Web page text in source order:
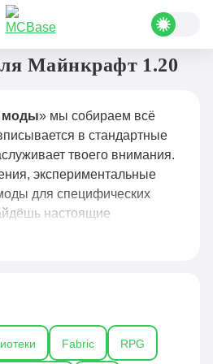
Прочие
Майнкрафт 1.20
моды» мы собираем всё
в стандартные
твоего внимания.
экспериментальные
для специфических
настоящие
на любой нестандартный
прогрессию,
измерения или полностью
Fabric RPG